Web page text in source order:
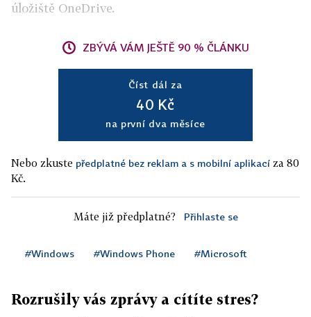
úložiště OneDrive.
ZBÝVÁ VÁM JEŠTĚ 90 % ČLÁNKU
Číst dál za
40 Kč
na první dva měsíce
Nebo zkuste předplatné bez reklam a s mobilní aplikací za 80
Kč.
Máte již předplatné? Přihlaste se
#Windows #Windows Phone #Microsoft
Rozrušily vás zprávy a cítíte stres?